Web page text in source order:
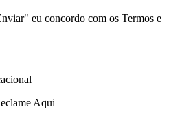
eu concordo com os Termos e